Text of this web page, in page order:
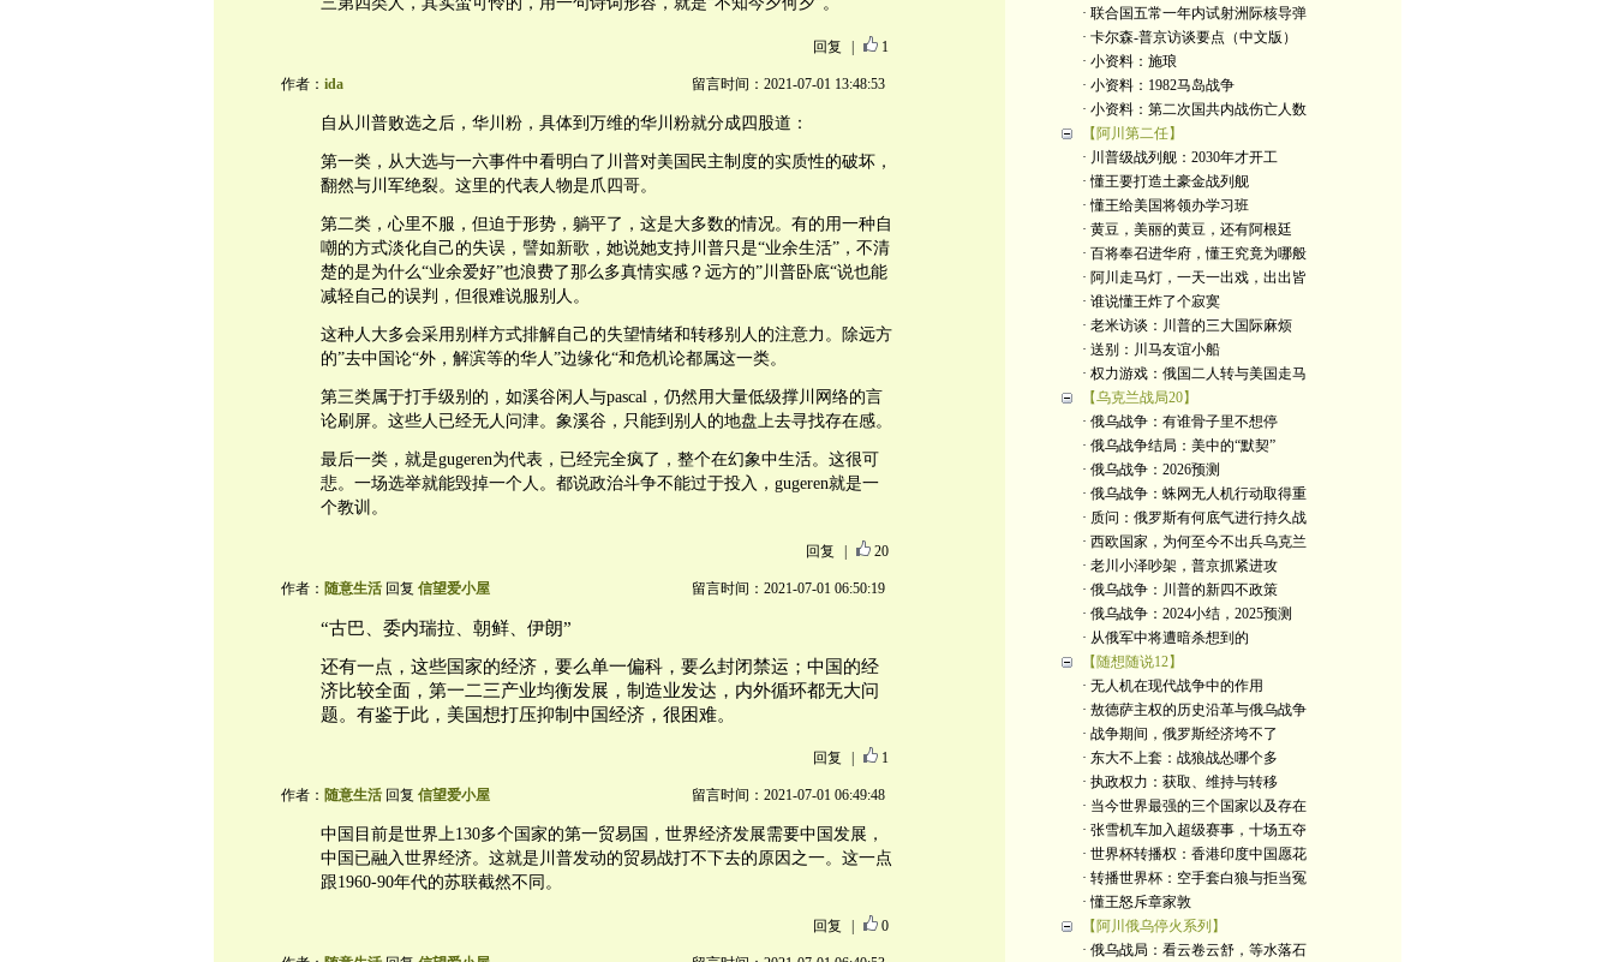
回复 1
作者： ida 留言时间：2021-07-01 13:48:53
自从川普败选之后，华川粉，具体到万维的华川粉就分成四股道：
第一类，从大选与一六事件中看明白了川普对美国民主制度的实质性的破坏，
翻然与川军绝裂。这里的代表人物是爪四哥。
第二类，心里不服，但迫于形势，躺平了，这是大多数的情况。有的用一种自
嘲的方式淡化自己的失误，譬如新歌，她说她支持川普只是“业余生活”，不清
楚的是为什么“业余爱好”也浪费了那么多真情实感？远方的”川普卧底“说也能
减轻自己的误判，但很难说服别人。
这种人大多会采用别样方式排解自己的失望情绪和转移别人的注意力。除远方
的”去中国论“外，解滨等的华人”边缘化“和危机论都属这一类。
第三类属于打手级别的，如溪谷闲人与pascal，仍然用大量低级撑川网络的言
论刷屏。这些人已经无人问津。象溪谷，只能到别人的地盘上去寻找存在感。
最后一类，就是gugeren为代表，已经完全疯了，整个在幻象中生活。这很可
悲。一场选举就能毁掉一个人。都说政治斗争不能过于投入，gugeren就是一
个教训。
回复 20
作者： 随意生活回复 信望爱小屋 留言时间：2021-07-01 06:50:19
“古巴、委内瑞拉、朝鲜、伊朗”
还有一点，这些国家的经济，要么单一偏科，要么封闭禁运；中国的经
济比较全面，第一二三产业均衡发展，制造业发达，内外循环都无大问
题。有鉴于此，美国想打压抑制中国经济，很困难。
回复 1
作者： 随意生活回复 信望爱小屋 留言时间：2021-07-01 06:49:48
中国目前是世界上130多个国家的第一贸易国，世界经济发展需要中国发展，
中国已融入世界经济。这就是川普发动的贸易战打不下去的原因之一。这一点
跟1960-90年代的苏联截然不同。
回复 0
· 联合国五常一年内试射洲际核导弹
· 卡尔森-普京访谈要点（中文版）
· 小资料：施琅
· 小资料：1982马岛战争
· 小资料：第二次国共内战伤亡人数
【阿川第二任】
· 川普级战列舰：2030年才开工
· 懂王要打造土豪金战列舰
· 懂王给美国将领办学习班
· 黄豆，美丽的黄豆，还有阿根廷
· 百将奉召进华府，懂王究竟为哪般
· 阿川走马灯，一天一出戏，出出皆
· 谁说懂王炸了个寂寞
· 老米访谈：川普的三大国际麻烦
· 送别：川马友谊小船
· 权力游戏：俄国二人转与美国走马
【乌克兰战局20】
· 俄乌战争：有谁骨子里不想停
· 俄乌战争结局：美中的“默契”
· 俄乌战争：2026预测
· 俄乌战争：蛛网无人机行动取得重
· 质问：俄罗斯有何底气进行持久战
· 西欧国家，为何至今不出兵乌克兰
· 老川小泽吵架，普京抓紧进攻
· 俄乌战争：川普的新四不政策
· 俄乌战争：2024小结，2025预测
· 从俄军中将遭暗杀想到的
【随想随说12】
· 无人机在现代战争中的作用
· 敖德萨主权的历史沿革与俄乌战争
· 战争期间，俄罗斯经济垮不了
· 东大不上套：战狼战怂哪个多
· 执政权力：获取、维持与转移
· 当今世界最强的三个国家以及存在
· 张雪机车加入超级赛事，十场五夺
· 世界杯转播权：香港印度中国愿花
· 转播世界杯：空手套白狼与拒当冤
· 懂王怒斥章家敦
【阿川俄乌停火系列】
· 俄乌战局：看云卷云舒，等水落石